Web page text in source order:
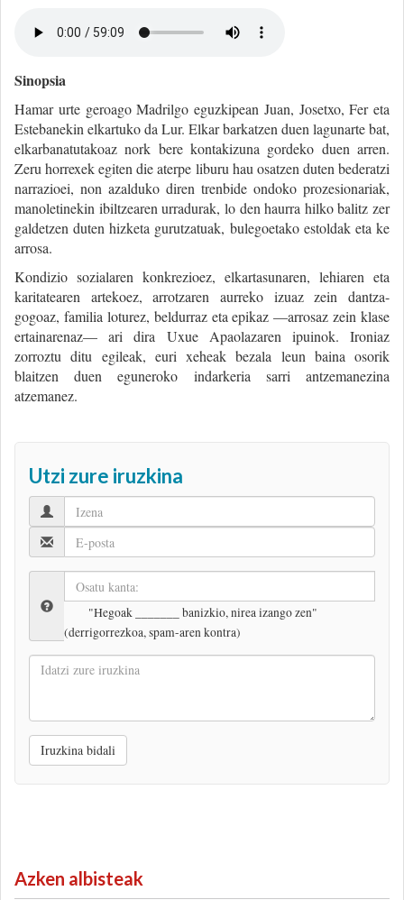
Sinopsia
Hamar urte geroago Madrilgo eguzkipean Juan, Josetxo, Fer eta
Estebanekin elkartuko da Lur. Elkar barkatzen duen lagunarte bat,
elkarbanatutakoaz nork bere kontakizuna gordeko duen arren.
Zeru horrexek egiten die aterpe liburu hau osatzen duten bederatzi
narrazioei, non azalduko diren trenbide ondoko prozesionariak,
manoletinekin ibiltzearen urradurak, lo den haurra hilko balitz zer
galdetzen duten hizketa gurutzatuak, bulegoetako estoldak eta ke
arrosa.
Kondizio sozialaren konkrezioez, elkartasunaren, lehiaren eta
karitatearen artekoez, arrotzaren aurreko izuaz zein dantza-
gogoaz, familia loturez, beldurraz eta epikaz —arrosaz zein klase
ertainarenaz— ari dira Uxue Apaolazaren ipuinok. Ironiaz
zorroztu ditu egileak, euri xeheak bezala leun baina osorik
blaitzen duen eguneroko indarkeria sarri antzemanezina
atzemanez.
Utzi zure iruzkina
"Hegoak _______ banizkio, nirea izango zen"
(derrigorrezkoa, spam-aren kontra)
Idatzi
Iruzkina bidali
Azken albisteak